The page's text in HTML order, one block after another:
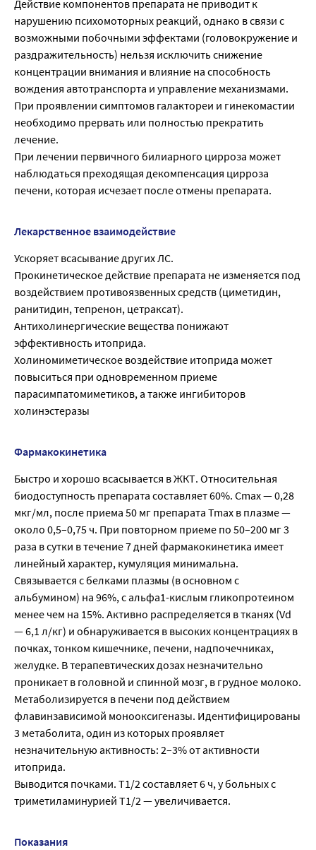
Действие компонентов препарата не приводит к
нарушению психомоторных реакций, однако в связи с
возможными побочными эффектами (головокружение и
раздражительность) нельзя исключить снижение
концентрации внимания и влияние на способность
вождения автотранспорта и управление механизмами.
При проявлении симптомов галактореи и гинекомастии
необходимо прервать или полностью прекратить
лечение.
При лечении первичного билиарного цирроза может
наблюдаться преходящая декомпенсация цирроза
печени, которая исчезает после отмены препарата.
Лекарственное взаимодействие
Ускоряет всасывание других ЛС.
Прокинетическое действие препарата не изменяется под
воздействием противоязвенных средств (циметидин,
ранитидин, тепренон, цетраксат).
Антихолинергические вещества понижают
эффективность итоприда.
Холиномиметическое воздействие итоприда может
повыситься при одновременном приеме
парасимпатомиметиков, а также ингибиторов
холинэстеразы
Фармакокинетика
Быстро и хорошо всасывается в ЖКТ. Относительная
биодоступность препарата составляет 60%. Cmax — 0,28
мкг/мл, после приема 50 мг препарата Tmax в плазме —
около 0,5–0,75 ч. При повторном приеме по 50–200 мг 3
раза в сутки в течение 7 дней фармакокинетика имеет
линейный характер, кумуляция минимальна.
Связывается с белками плазмы (в основном с
альбумином) на 96%, с альфа1-кислым гликопротеином
менее чем на 15%. Активно распределяется в тканях (Vd
— 6,1 л/кг) и обнаруживается в высоких концентрациях в
почках, тонком кишечнике, печени, надпочечниках,
желудке. В терапевтических дозах незначительно
проникает в головной и спинной мозг, в грудное молоко.
Метаболизируется в печени под действием
флавинзависимой монооксигеназы. Идентифицированы
3 метаболита, один из которых проявляет
незначительную активность: 2–3% от активности
итоприда.
Выводится почками. Т1/2 составляет 6 ч, у больных с
триметиламинурией Т1/2 — увеличивается.
Показания